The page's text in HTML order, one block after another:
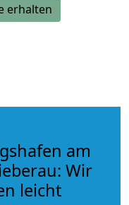
erhalten
am
Wir
leicht